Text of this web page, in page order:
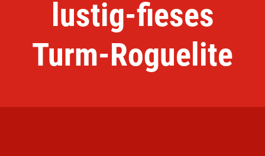
lustig-fieses
Turm-Roguelite